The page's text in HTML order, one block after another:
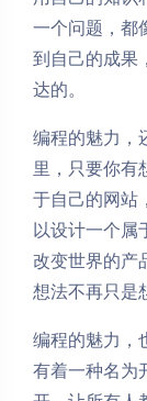
一个问题，都
到自己的成果
达的。
编程的魅力，
里，只要你有
于自己的网站
以设计一个属
改变世界的产
想法不再只是
编程的魅力，
有着一种名为